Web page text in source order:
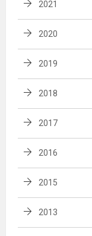
2021
2020
2019
2018
2017
2016
2015
2013